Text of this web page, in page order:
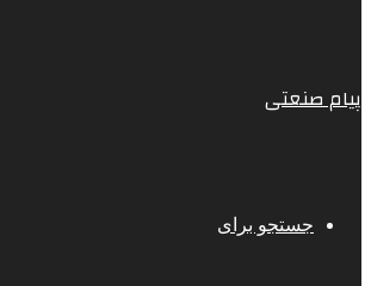
پیام صنعتی
جستجو برای